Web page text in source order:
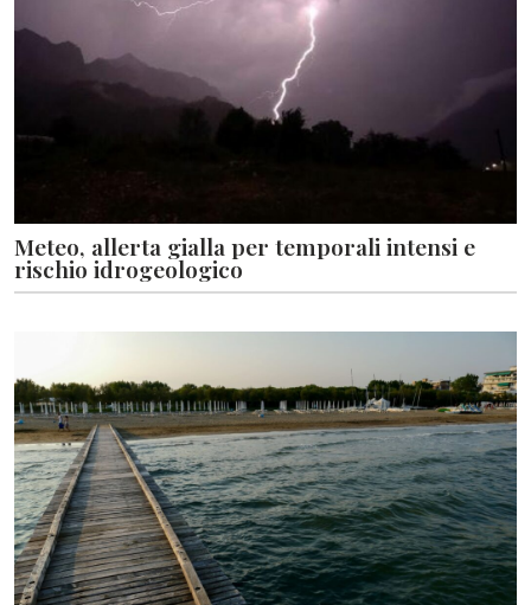
Meteo, allerta gialla per temporali intensi e
rischio idrogeologico